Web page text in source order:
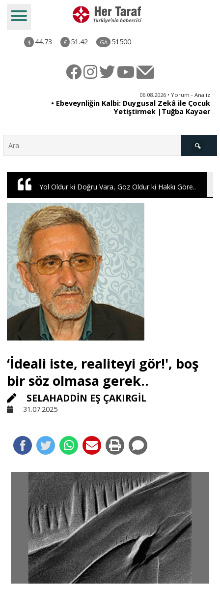
$ 44.73 € 51.42 GA 51500
06.08.2026 • Yorum - Analiz
• Ebeveynliğin Kalbi: Duygusal Zekâ ile Çocuk
Yetiştirmek |Tuğba Kayaer
Derkenar
Sivil Toplum
Kültür - Sanat
Ekonomi
Dünya
Yorum - Analiz
Söyleşi
Yazı Dizisi
Portre
Yazarlar
Eğitim
Dosya Haber
Yol Oldur ki Doğru Vara, Göz Oldur ki Hakkı Göre..
‘İdeali iste, realiteyi gör!', boş
bir söz olmasa gerek..
SELAHADDİN EŞ ÇAKIRGİL
31.07.2025